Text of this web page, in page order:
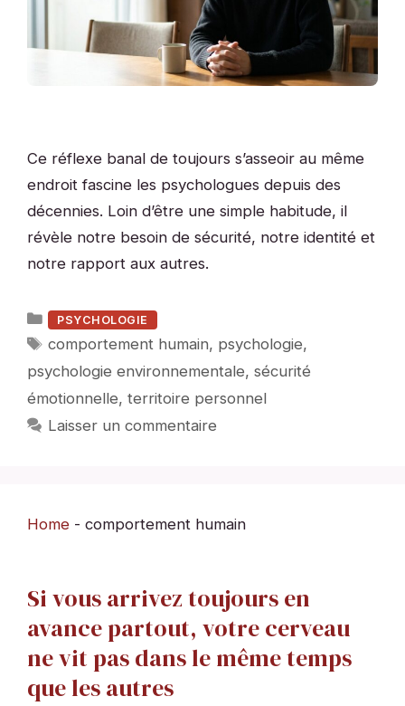
Ce réflexe banal de toujours s’asseoir au même
endroit fascine les psychologues depuis des
décennies. Loin d’être une simple habitude, il
révèle notre besoin de sécurité, notre identité et
notre rapport aux autres.
Catégories
PSYCHOLOGIE
Étiquettes
comportement humain, psychologie,
psychologie environnementale, sécurité
émotionnelle, territoire personnel
Laisser un commentaire
Home - comportement humain
Si vous arrivez toujours en
avance partout, votre cerveau
ne vit pas dans le même temps
que les autres